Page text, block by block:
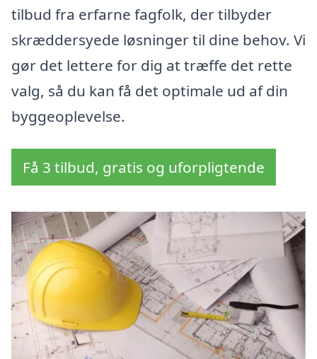
tilbud fra erfarne fagfolk, der tilbyder
skræddersyede løsninger til dine behov. Vi
gør det lettere for dig at træffe det rette
valg, så du kan få det optimale ud af din
byggeoplevelse.
Få 3 tilbud, gratis og uforpligtende